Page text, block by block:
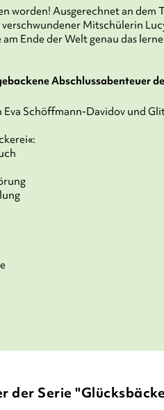
worden! Ausgerechnet an dem
verschwundener Mitschülerin
Ende der Welt genau das
Abschlussabenteuer
Schöffmann-Davidov und
der Serie